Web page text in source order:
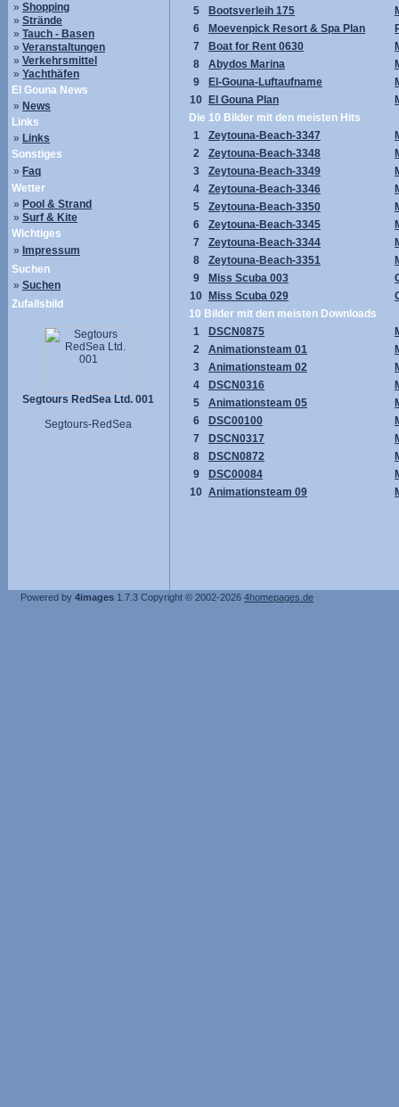
» Shopping
» Strände
» Tauch - Basen
» Veranstaltungen
» Verkehrsmittel
» Yachthäfen
El Gouna News
» News
Links
» Links
Sonstiges
» Faq
Wetter
» Pool & Strand
» Surf & Kite
Wichtiges
» Impressum
Suchen
» Suchen
Zufallsbild
Segtours RedSea Ltd. 001
Segtours-RedSea
5
Bootsverleih 175
6
Moevenpick Resort & Spa Plan
7
Boat for Rent 0630
8
Abydos Marina
9
El-Gouna-Luftaufname
10
El Gouna Plan
Die 10 Bilder mit den meisten Hits
1
Zeytouna-Beach-3347
2
Zeytouna-Beach-3348
3
Zeytouna-Beach-3349
4
Zeytouna-Beach-3346
5
Zeytouna-Beach-3350
6
Zeytouna-Beach-3345
7
Zeytouna-Beach-3344
8
Zeytouna-Beach-3351
9
Miss Scuba 003
10
Miss Scuba 029
10 Bilder mit den meisten Downloads
1
DSCN0875
2
Animationsteam 01
3
Animationsteam 02
4
DSCN0316
5
Animationsteam 05
6
DSC00100
7
DSCN0317
8
DSCN0872
9
DSC00084
10 Animationsteam 09
Powered by 4images 1.7.3 Copyright © 2002-2026 4homepages.de